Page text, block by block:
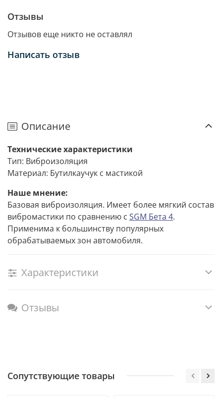
Отзывы
Отзывов еще никто не оставлял
Написать отзыв
Описание
Технические характеристики
Тип: Виброизоляция
Материал: Бутилкаучук с мастикой
Наше мнение:
Базовая виброизоляция. Имеет более мягкий состав
вибромастики по сравнению с SGM Бета 4.
Применима к большинству популярных
обрабатываемых зон автомобиля.
Характеристики
Отзывы
Сопутствующие товары